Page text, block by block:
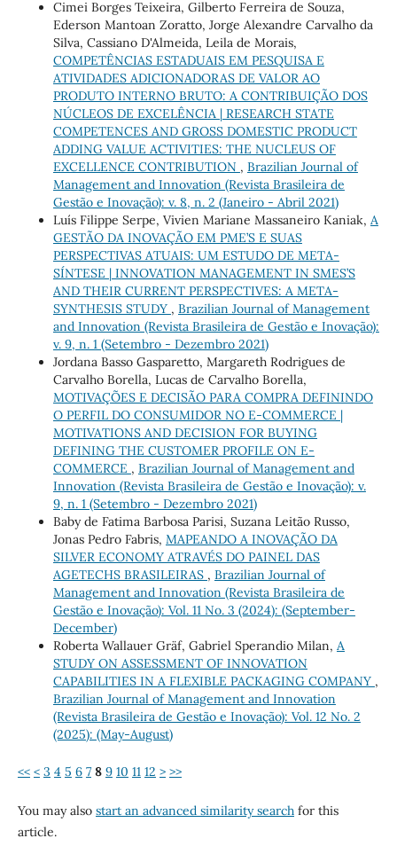
Cimei Borges Teixeira, Gilberto Ferreira de Souza,
Ederson Mantoan Zoratto, Jorge Alexandre Carvalho da
Silva, Cassiano D'Almeida, Leila de Morais,
COMPETÊNCIAS ESTADUAIS EM PESQUISA E
ATIVIDADES ADICIONADORAS DE VALOR AO
PRODUTO INTERNO BRUTO: A CONTRIBUIÇÃO DOS
NÚCLEOS DE EXCELÊNCIA | RESEARCH STATE
COMPETENCES AND GROSS DOMESTIC PRODUCT
ADDING VALUE ACTIVITIES: THE NUCLEUS OF
EXCELLENCE CONTRIBUTION , Brazilian Journal of
Management and Innovation (Revista Brasileira de
Gestão e Inovação): v. 8, n. 2 (Janeiro - Abril 2021)
Luís Filippe Serpe, Vivien Mariane Massaneiro Kaniak, A
GESTÃO DA INOVAÇÃO EM PME’S E SUAS
PERSPECTIVAS ATUAIS: UM ESTUDO DE META-
SÍNTESE | INNOVATION MANAGEMENT IN SMES’S
AND THEIR CURRENT PERSPECTIVES: A META-
SYNTHESIS STUDY , Brazilian Journal of Management
and Innovation (Revista Brasileira de Gestão e Inovação):
v. 9, n. 1 (Setembro - Dezembro 2021)
Jordana Basso Gasparetto, Margareth Rodrigues de
Carvalho Borella, Lucas de Carvalho Borella,
MOTIVAÇÕES E DECISÃO PARA COMPRA DEFININDO
O PERFIL DO CONSUMIDOR NO E-COMMERCE |
MOTIVATIONS AND DECISION FOR BUYING
DEFINING THE CUSTOMER PROFILE ON E-
COMMERCE , Brazilian Journal of Management and
Innovation (Revista Brasileira de Gestão e Inovação): v.
9, n. 1 (Setembro - Dezembro 2021)
Baby de Fatima Barbosa Parisi, Suzana Leitão Russo,
Jonas Pedro Fabris, MAPEANDO A INOVAÇÃO DA
SILVER ECONOMY ATRAVÉS DO PAINEL DAS
AGETECHS BRASILEIRAS , Brazilian Journal of
Management and Innovation (Revista Brasileira de
Gestão e Inovação): Vol. 11 No. 3 (2024): (September-
December)
Roberta Wallauer Gräf, Gabriel Sperandio Milan, A
STUDY ON ASSESSMENT OF INNOVATION
CAPABILITIES IN A FLEXIBLE PACKAGING COMPANY ,
Brazilian Journal of Management and Innovation
(Revista Brasileira de Gestão e Inovação): Vol. 12 No. 2
(2025): (May-August)
<< < 3 4 5 6 7 8 9 10 11 12 > >>
You may also start an advanced similarity searchfor this
article.